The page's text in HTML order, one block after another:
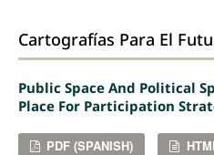
Cartografías Para El
Public Space And Political
Place For Participation
PDF (SPANISH)